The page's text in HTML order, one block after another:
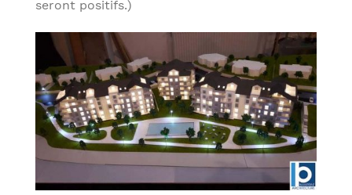
seront positifs.)